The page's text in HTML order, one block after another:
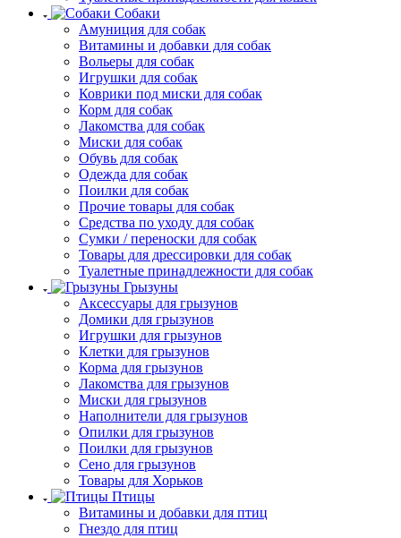
Собаки
Амуниция для собак
Витамины и добавки для собак
Вольеры для собак
Игрушки для собак
Коврики под миски для собак
Корм для собак
Лакомства для собак
Миски для собак
Обувь для собак
Одежда для собак
Поилки для собак
Прочие товары для собак
Средства по уходу для собак
Сумки / переноски для собак
Товары для дрессировки для собак
Туалетные принадлежности для собак
Грызуны
Аксессуары для грызунов
Домики для грызунов
Игрушки для грызунов
Клетки для грызунов
Корма для грызунов
Лакомства для грызунов
Миски для грызунов
Наполнители для грызунов
Опилки для грызунов
Поилки для грызунов
Сено для грызунов
Товары для Хорьков
Птицы
Витамины и добавки для птиц
Гнездо для птиц